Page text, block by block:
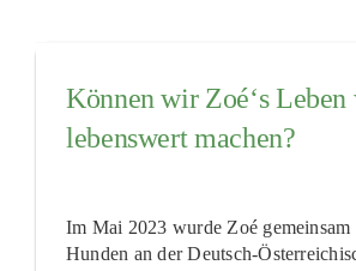
Können wir Zoé‘s Leben
lebenswert machen?
Im Mai 2023 wurde Zoé gemeinsam
Hunden an der Deutsch-